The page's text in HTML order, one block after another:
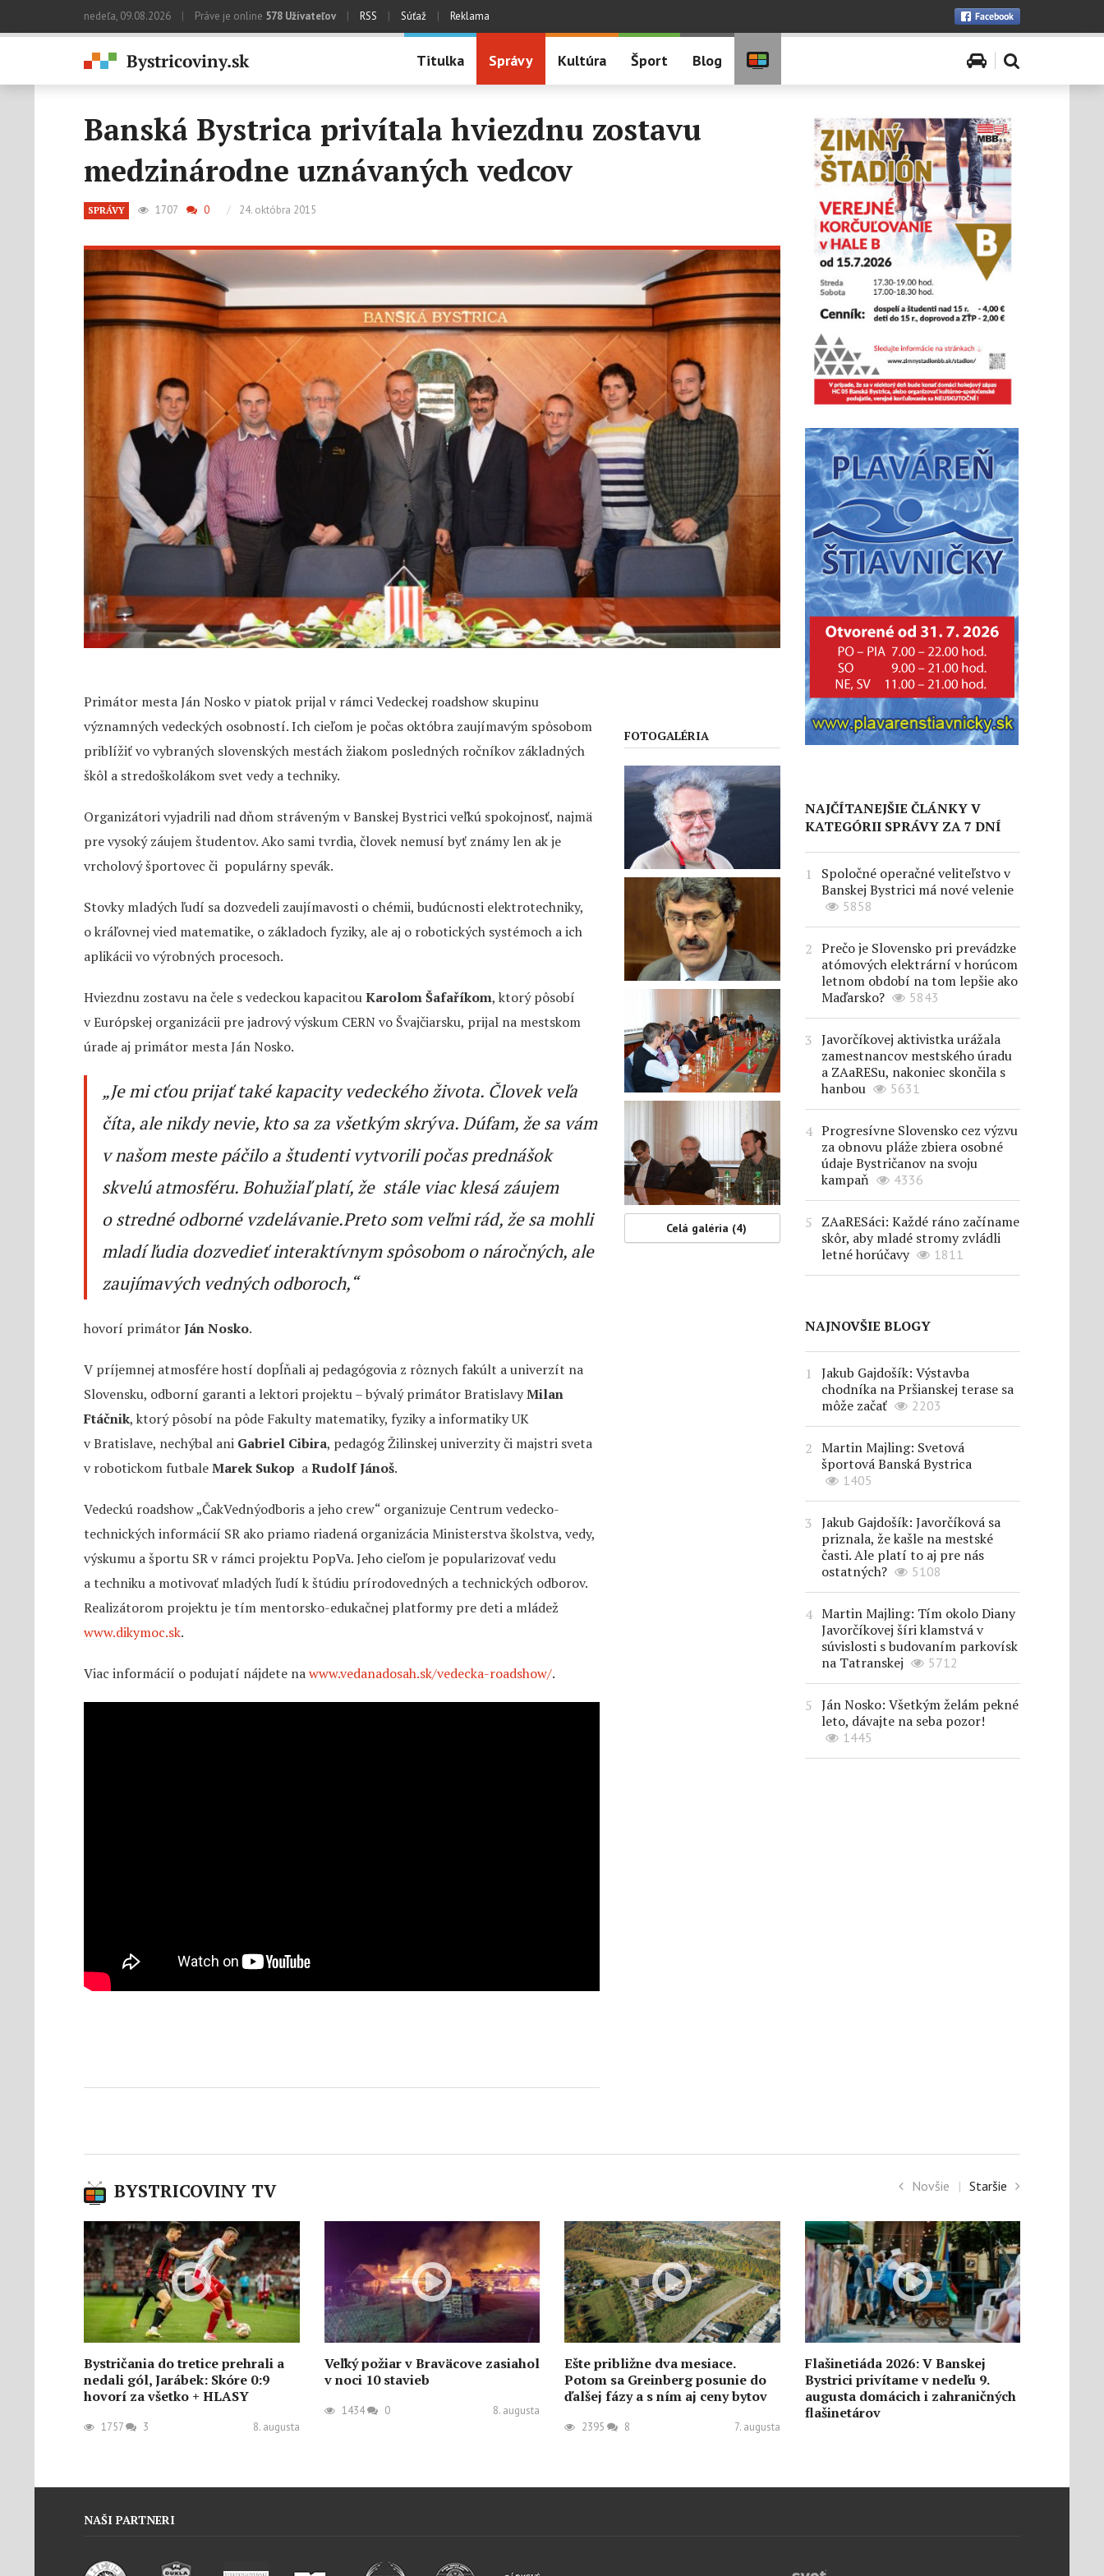
nedeľa, 09.08.2026 | Práve je online 578 Užívateľov | RSS | Súťaž | Reklama
Titulka Správy Kultúra Šport Blog
Banská Bystrica privítala hviezdnu zostavu
medzinárodne uznávaných vedcov
SPRÁVY 1707 0 / 24. októbra 2015
Primátor mesta Ján Nosko v piatok prijal v rámci Vedeckej roadshow skupinu
významných vedeckých osobností. Ich cieľom je počas októbra zaujímavým spôsobom
priblížiť vo vybraných slovenských mestách žiakom posledných ročníkov základných
škôl a stredoškolákom svet vedy a techniky.
Organizátori vyjadrili nad dňom stráveným v Banskej Bystrici veľkú spokojnosť, najmä
pre vysoký záujem študentov. Ako sami tvrdia, človek nemusí byť známy len ak je
vrcholový športovec či populárny spevák.
Stovky mladých ľudí sa dozvedeli zaujímavosti o chémii, budúcnosti elektrotechniky,
o kráľovnej vied matematike, o základoch fyziky, ale aj o robotických systémoch a ich
aplikácii vo výrobných procesoch.
Hviezdnu zostavu na čele s vedeckou kapacitouKarolom Šafaříkom, ktorý pôsobí
v Európskej organizácii pre jadrový výskum CERN vo Švajčiarsku, prijal na mestskom
úrade aj primátor mesta Ján Nosko.
„Je mi cťou prijať také kapacity vedeckého života. Človek veľa
číta, ale nikdy nevie, kto sa za všetkým skrýva. Dúfam, že sa vám
v našom meste páčilo a študenti vytvorili počas prednášok
skvelú atmosféru. Bohužiaľ platí, že stále viac klesá záujem
o stredné odborné vzdelávanie.Preto som veľmi rád, že sa mohli
mladí ľudia dozvedieť interaktívnym spôsobom o náročných, ale
zaujímavých vedných odboroch,“
hovorí primátorJán Nosko.
V príjemnej atmosfére hostí dopĺňali aj pedagógovia z rôznych fakúlt a univerzít na
Slovensku, odborní garanti a lektori projektu – bývalý primátor BratislavyMilan
Ftáčnik, ktorý pôsobí na pôde Fakulty matematiky, fyziky a informatiky UK
v Bratislave, nechýbal ani Gabriel Cibira, pedagóg Žilinskej univerzity či majstri sveta
v robotickom futbaleMarek Sukop aRudolf Jánoš.
Vedeckú roadshow „ČakVednýodboris a jeho crew“ organizuje Centrum vedecko-
technických informácií SR ako priamo riadená organizácia Ministerstva školstva, vedy,
výskumu a športu SR v rámci projektu PopVa. Jeho cieľom je popularizovať vedu
a techniku a motivovať mladých ľudí k štúdiu prírodovedných a technických odborov.
Realizátorom projektu je tím mentorsko-edukačnej platformy pre deti a mládež
www.dikymoc.sk.
Viac informácií o podujatí nájdete nawww.vedanadosah.sk/vedecka-roadshow/.
FOTOGALÉRIA
Celá galéria (4)
NAJČÍTANEJŠIE ČLÁNKY V
KATEGÓRII SPRÁVY ZA 7 DNÍ
Spoločné operačné veliteľstvo v
Banskej Bystrici má nové velenie
5858
Prečo je Slovensko pri prevádzke
atómových elektrární v horúcom
letnom období na tom lepšie ako
Maďarsko?
5843
Javorčíkovej aktivistka urážala
zamestnancov mestského úradu
a ZAaRESu, nakoniec skončila s
hanbou
5631
Progresívne Slovensko cez výzvu
za obnovu pláže zbiera osobné
údaje Bystričanov na svoju
kampaň
4336
ZAaRESáci: Každé ráno začíname
skôr, aby mladé stromy zvládli
letné horúčavy
1811
NAJNOVŠIE BLOGY
Jakub Gajdošík: Výstavba
chodníka na Pršianskej terase sa
môže začať
2203
Martin Majling: Svetová
športová Banská Bystrica
1405
Jakub Gajdošík: Javorčíková sa
priznala, že kašle na mestské
časti. Ale platí to aj pre nás
ostatných?
5108
Martin Majling: Tím okolo Diany
Javorčíkovej šíri klamstvá v
súvislosti s budovaním parkovísk
na Tatranskej
5712
Ján Nosko: Všetkým želám pekné
leto, dávajte na seba pozor!
1445
BYSTRICOVINY TV Novšie | Staršie
Bystričania do tretice prehrali a
nedali gól, Jarábek: Skóre 0:9
hovorí za všetko + HLASY
1757 3 8. augusta
Veľký požiar v Braväcove zasiahol
v noci 10 stavieb
1434 0 8. augusta
Ešte približne dva mesiace.
Potom sa Greinberg posunie do
ďalšej fázy a s ním aj ceny bytov
2395 8 7. augusta
Flašinetiáda 2026: V Banskej
Bystrici privítame v nedeľu 9.
augusta domácich i zahraničných
flašinetárov
NAŠI PARTNERI